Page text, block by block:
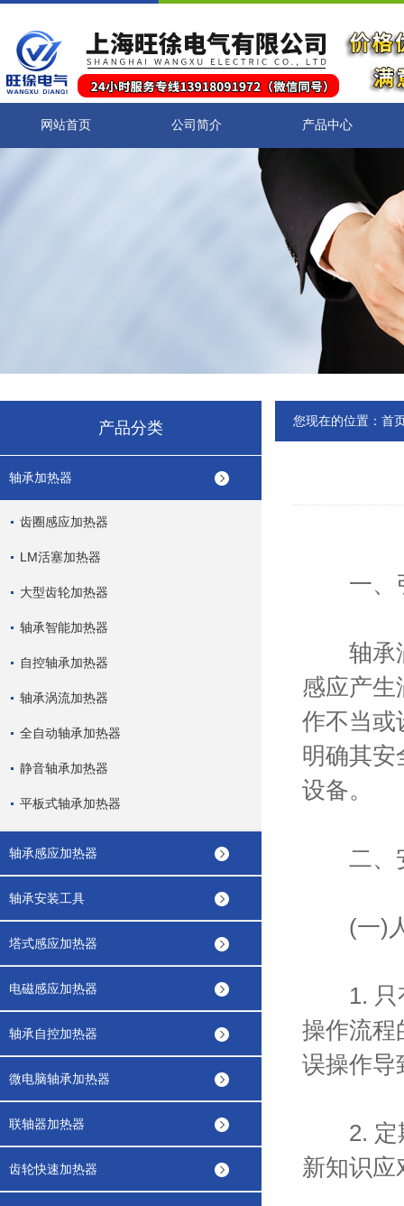
网站首页 公司简介 产品中心
产品分类
轴承加热器
齿圈感应加热器
LM活塞加热器
大型齿轮加热器
轴承智能加热器
自控轴承加热器
轴承涡流加热器
全自动轴承加热器
静音轴承加热器
平板式轴承加热器
轴承感应加热器
轴承安装工具
塔式感应加热器
电磁感应加热器
轴承自控加热器
微电脑轴承加热器
联轴器加热器
齿轮快速加热器
您现在的位置： 首
一、
轴承涡
感应产生
作不当或
明确其安
设备。
二、
(一)人
1. 只有
操作流程
误操作导
2. 定期
新知识应